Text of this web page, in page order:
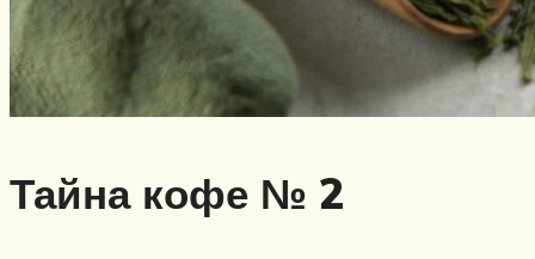
Тайна кофе № 2